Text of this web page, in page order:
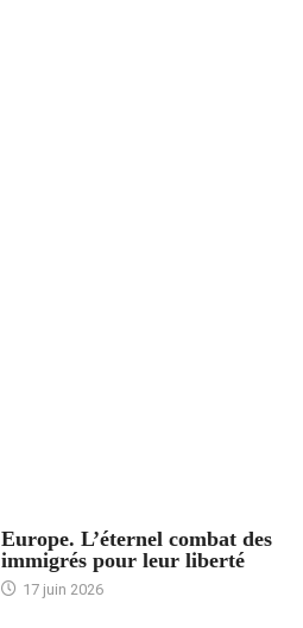
Europe. L’éternel combat des
immigrés pour leur liberté
17 juin 2026